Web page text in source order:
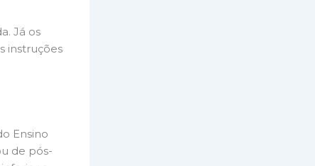
Já os
instruções
Ensino
de pós-